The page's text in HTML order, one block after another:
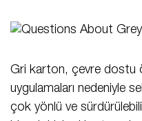
Gri karton, çevre dostu
uygulamaları nedeniyle
çok yönlü ve